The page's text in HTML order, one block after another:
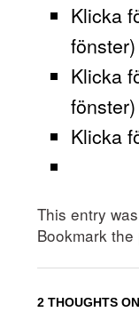
Klicka
fönster)
Klicka
fönster)
Klicka
This entry
Bookmark the
2 THOUGHTS